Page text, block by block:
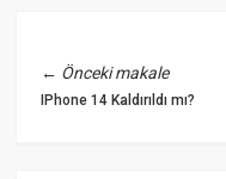
← Önceki makale
IPhone 14 Kaldırıldı mı?